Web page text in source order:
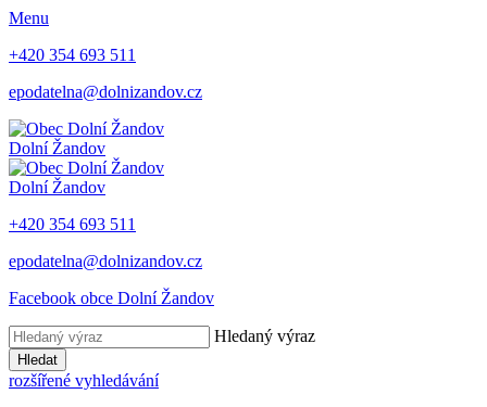
Menu
+420 354 693 511
epodatelna@dolnizandov.cz
Dolní Žandov
Dolní Žandov
+420 354 693 511
epodatelna@dolnizandov.cz
Facebook obce Dolní Žandov
Hledaný výraz
Hledat
rozšířené vyhledávání